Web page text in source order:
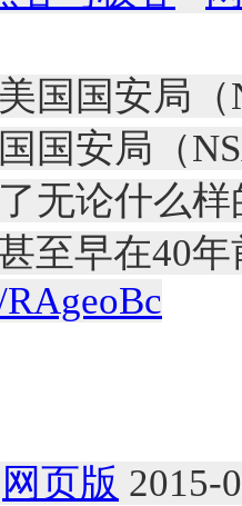
美国国安局
国安局（
无论什么
至早在40
网页版 2015-